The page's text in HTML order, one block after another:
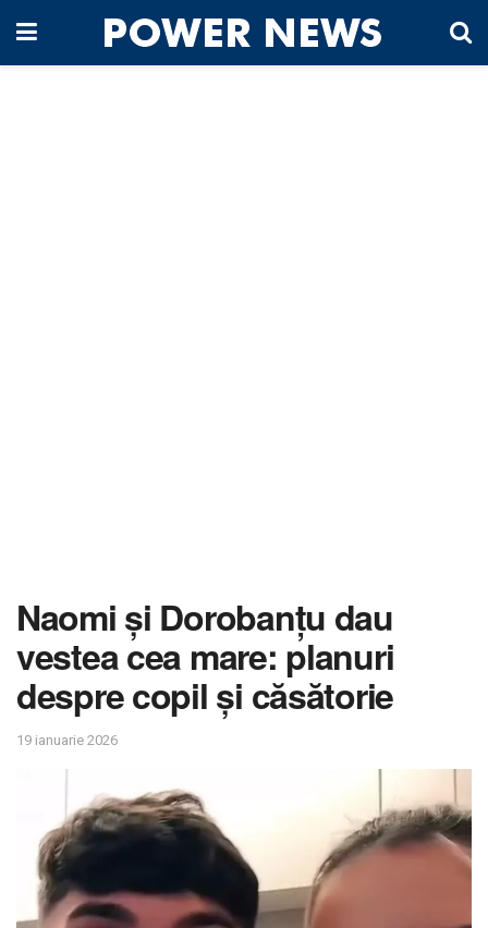
Naomi și Dorobanțu dau
vestea cea mare: planuri
despre copil și căsătorie
19 ianuarie 2026